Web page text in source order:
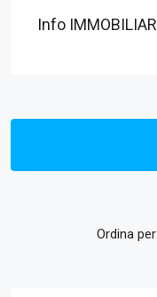
Info
Ordina per: